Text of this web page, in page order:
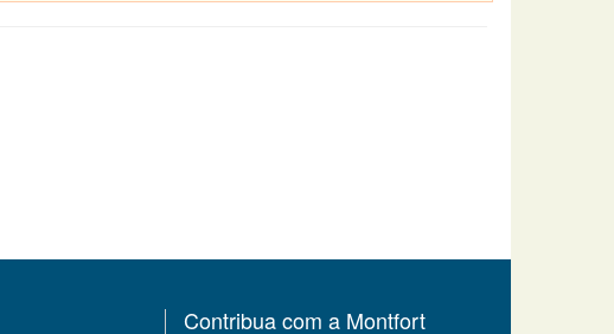
Contribua com a Montfort